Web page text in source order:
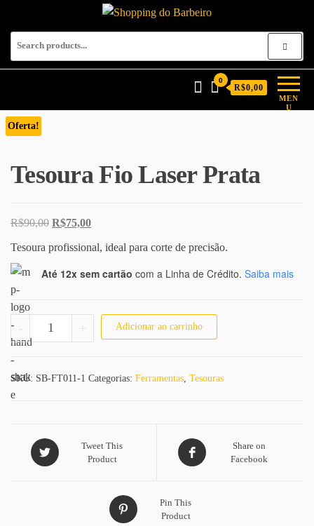
Shopping do Barbeiro
MEN
U
0
R$0,00
Oferta!
Tesoura Fio Laser Prata
R$90,00 O preço original era: R$90,00.
R$75,00O preço atual é: R$75,00.
Tesoura profissional, ideal para corte de precisão.
Até 12x sem cartão com a Linha de Crédito. Saiba mais
- Tesoura Fio Laser Prata quantidade
Adicionar ao carrinho
SKU: SB-FT011-1 Categorias: Ferramentas Tesouras
Tweet This
Product
Share on
Facebook
Pin This
Product